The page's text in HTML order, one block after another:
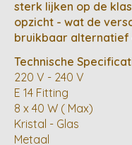
sterk lijken op de
opzicht - wat de
bruikbaar alternatief
Technische
220 V - 240 V
E 14 Fitting
8 x 40 W ( Max)
Kristal - Glas
Metaal